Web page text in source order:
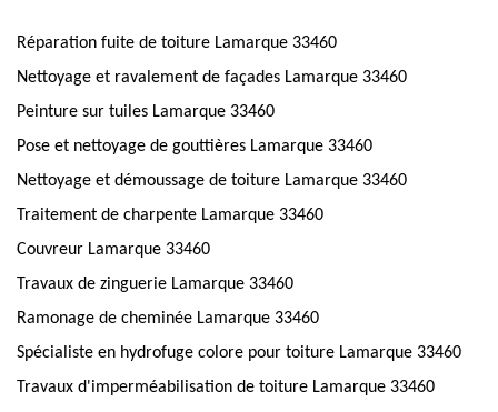
Réparation fuite de toiture Lamarque 33460
Nettoyage et ravalement de façades Lamarque 33460
Peinture sur tuiles Lamarque 33460
Pose et nettoyage de gouttières Lamarque 33460
Nettoyage et démoussage de toiture Lamarque 33460
Traitement de charpente Lamarque 33460
Couvreur Lamarque 33460
Travaux de zinguerie Lamarque 33460
Ramonage de cheminée Lamarque 33460
Spécialiste en hydrofuge colore pour toiture Lamarque 33460
Travaux d'imperméabilisation de toiture Lamarque 33460